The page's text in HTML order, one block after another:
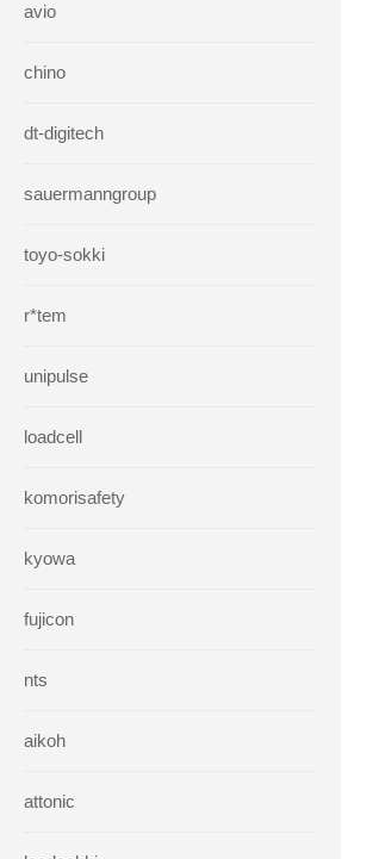
avio
chino
dt-digitech
sauermanngroup
toyo-sokki
r*tem
unipulse
loadcell
komorisafety
kyowa
fujicon
nts
aikoh
attonic